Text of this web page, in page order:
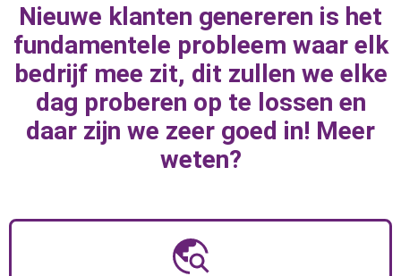
marketingknoppen te draaien om naar
geweldige resultaten toe te werken.
MEER INFORMATIE
Nieuwe klanten genereren is het
fundamentele probleem waar elk
bedrijf mee zit, dit zullen we elke
dag proberen op te lossen en
daar zijn we zeer goed in! Meer
weten?